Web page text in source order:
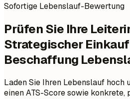
Sofortige Lebenslauf-Bewertung
Prüfen Sie Ihre
Strategischer
Beschaffung
Laden Sie Ihren Lebenslauf hoch
einen ATS-Score sowie konkrete,